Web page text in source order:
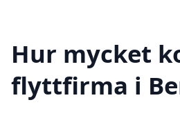
Hur mycket
flyttfirma i